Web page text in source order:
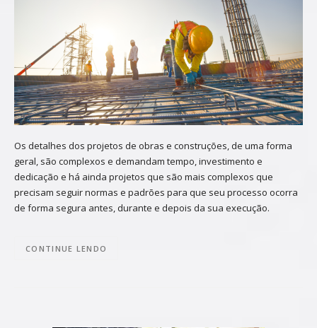
Os detalhes dos projetos de obras e construções, de uma forma
geral, são complexos e demandam tempo, investimento e
dedicação e há ainda projetos que são mais complexos que
precisam seguir normas e padrões para que seu processo ocorra
de forma segura antes, durante e depois da sua execução.
CONTINUE LENDO